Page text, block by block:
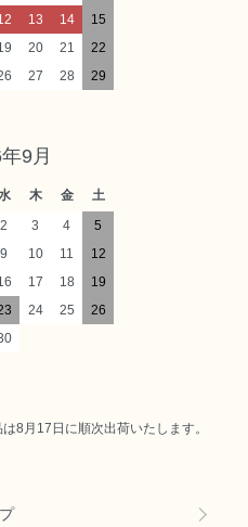
13 14
15
20 21
22
27 28
29
9月
木 金
土
2 3 4
5
9 10 11
12
17 18
19
24 25
26
8月17日に順次出荷いたします。